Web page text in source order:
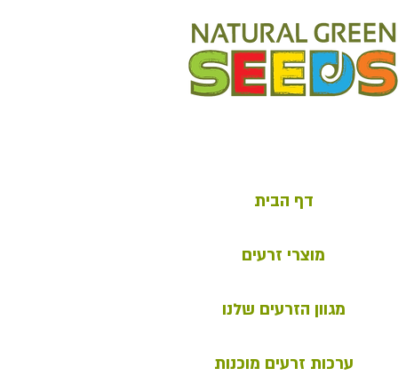
דף הבית
מוצרי זרעים
מגוון הזרעים שלנו
ערכות זרעים מוכנות